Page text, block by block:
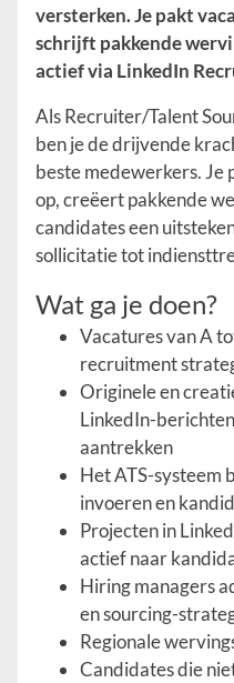
versterken. Je pakt
schrijft pakkende
actief via LinkedIn
Als Recruiter/Talent
ben je de drijvende
beste medewerkers. Je
op, creëert pakkende
candidates een
sollicitatie tot
Wat ga je doen?
Vacatures van A
recruitment
Originele en
LinkedIn-
aantrekken
Het ATS-systeem
invoeren en
Projecten in
actief naar
Hiring managers
en sourcing-
Regionale
Candidates die